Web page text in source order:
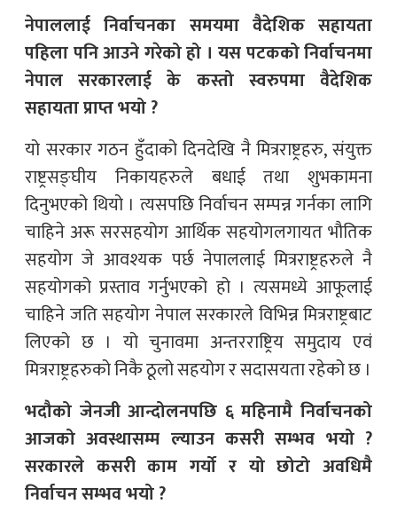
नेपाललाई निर्वाचनका समयमा वैदेशिक सहायता
पहिला पनि आउने गरेको हो । यस पटकको निर्वाचनमा
नेपाल सरकारलाई के कस्तो स्वरुपमा वैदेशिक
सहायता प्राप्त भयो ?
यो सरकार गठन हुँदाको दिनदेखि नै मित्रराष्ट्रहरु, संयुक्त
राष्ट्रसङ्घीय निकायहरुले बधाई तथा शुभकामना
दिनुभएको थियो । त्यसपछि निर्वाचन सम्पन्न गर्नका लागि
चाहिने अरू सरसहयोग आर्थिक सहयोगलगायत भौतिक
सहयोग जे आवश्यक पर्छ नेपाललाई मित्रराष्ट्रहरुले नै
सहयोगको प्रस्ताव गर्नुभएको हो । त्यसमध्ये आफूलाई
चाहिने जति सहयोग नेपाल सरकारले विभिन्न मित्रराष्ट्रबाट
लिएको छ । यो चुनावमा अन्तरराष्ट्रिय समुदाय एवं
मित्रराष्ट्रहरुको निकै ठूलो सहयोग र सदासयता रहेको छ ।
भदौको जेनजी आन्दोलनपछि ६ महिनामै निर्वाचनको
आजको अवस्थासम्म ल्याउन कसरी सम्भव भयो ?
सरकारले कसरी काम गर्यो र यो छोटो अवधिमै
निर्वाचन सम्भव भयो ?